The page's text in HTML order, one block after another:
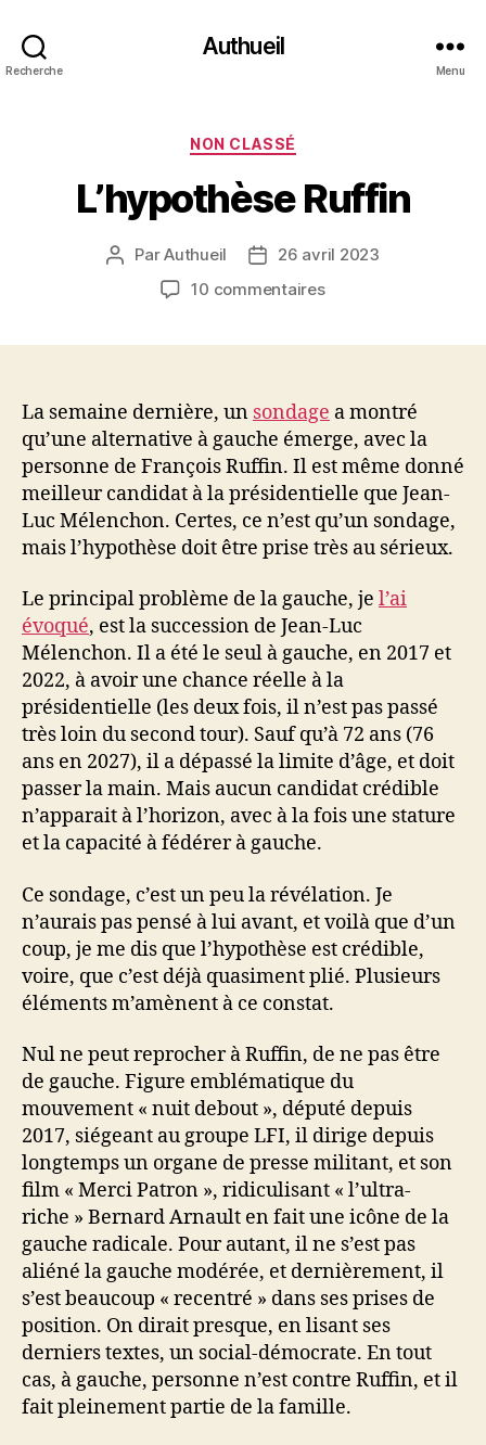
Recherche
Authueil
Menu
Catégories
NON CLASSÉ
L’hypothèse Ruffin
Auteur
l’article
ParAuthueil
Date26 avril 2023
10 commentairessur
La semaine dernière, un sondage a montré
qu’une alternative à gauche émerge, avec la
personne de François Ruffin. Il est même donné
meilleur candidat à la présidentielle que Jean-
Luc Mélenchon. Certes, ce n’est qu’un sondage,
mais l’hypothèse doit être prise très au sérieux.
Le principal problème de la gauche, je l’ai
évoqué, est la succession de Jean-Luc
Mélenchon. Il a été le seul à gauche, en 2017 et
2022, à avoir une chance réelle à la
présidentielle (les deux fois, il n’est pas passé
très loin du second tour). Sauf qu’à 72 ans (76
ans en 2027), il a dépassé la limite d’âge, et doit
passer la main. Mais aucun candidat crédible
n’apparait à l’horizon, avec à la fois une stature
et la capacité à fédérer à gauche.
Ce sondage, c’est un peu la révélation. Je
n’aurais pas pensé à lui avant, et voilà que d’un
coup, je me dis que l’hypothèse est crédible,
voire, que c’est déjà quasiment plié. Plusieurs
éléments m’amènent à ce constat.
Nul ne peut reprocher à Ruffin, de ne pas être
de gauche. Figure emblématique du
mouvement « nuit debout », député depuis
2017, siégeant au groupe LFI, il dirige depuis
longtemps un organe de presse militant, et son
film « Merci Patron », ridiculisant « l’ultra-
riche » Bernard Arnault en fait une icône de la
gauche radicale. Pour autant, il ne s’est pas
aliéné la gauche modérée, et dernièrement, il
s’est beaucoup « recentré » dans ses prises de
position. On dirait presque, en lisant ses
derniers textes, un social-démocrate. En tout
cas, à gauche, personne n’est contre Ruffin, et il
fait pleinement partie de la famille.